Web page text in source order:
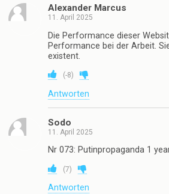
Alexander Marcus
11. April 2025
Die Performance dieser
Performance bei der Arbeit.
existent.
(-8)
Antworten
Sodo
11. April 2025
Nr 073: Putinpropaganda 1
(7)
Antworten